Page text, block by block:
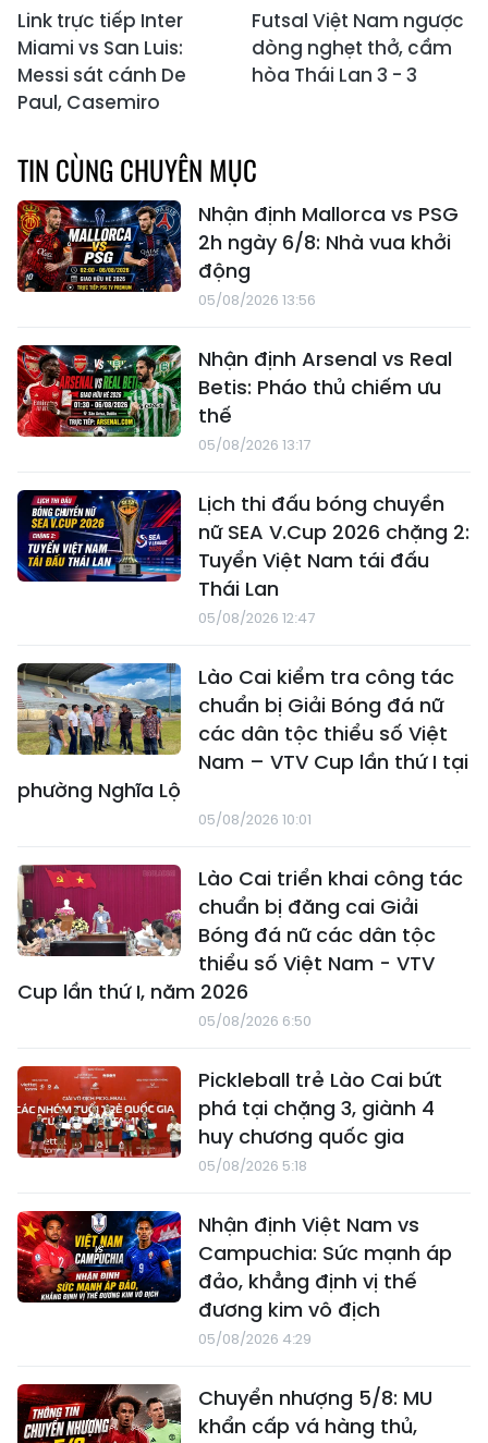
Link trực tiếp Inter
Miami vs San Luis:
Messi sát cánh De
Paul, Casemiro
Futsal Việt Nam ngược
dòng nghẹt thở, cầm
hòa Thái Lan 3 - 3
TIN CÙNG CHUYÊN MỤC
Nhận định Mallorca vs PSG
2h ngày 6/8: Nhà vua khởi
động
05/08/2026 13:56
Nhận định Arsenal vs Real
Betis: Pháo thủ chiếm ưu
thế
05/08/2026 13:17
Lịch thi đấu bóng chuyền
nữ SEA V.Cup 2026 chặng 2:
Tuyển Việt Nam tái đấu
Thái Lan
05/08/2026 12:47
Lào Cai kiểm tra công tác
chuẩn bị Giải Bóng đá nữ
các dân tộc thiểu số Việt
Nam – VTV Cup lần thứ I tại
phường Nghĩa Lộ
05/08/2026 10:01
Lào Cai triển khai công tác
chuẩn bị đăng cai Giải
Bóng đá nữ các dân tộc
thiểu số Việt Nam - VTV
Cup lần thứ I, năm 2026
05/08/2026 6:50
Pickleball trẻ Lào Cai bứt
phá tại chặng 3, giành 4
huy chương quốc gia
05/08/2026 5:18
Nhận định Việt Nam vs
Campuchia: Sức mạnh áp
đảo, khẳng định vị thế
đương kim vô địch
05/08/2026 4:29
Chuyển nhượng 5/8: MU
khẩn cấp vá hàng thủ,